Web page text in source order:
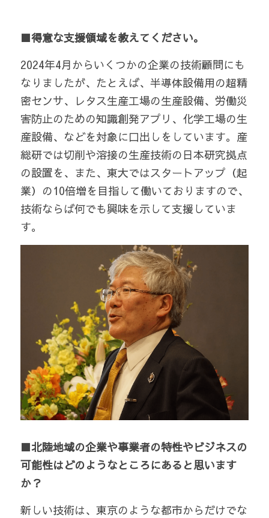
■得意な支援領域を教えてください。
2024年4月からいくつかの企業の技術顧問にも
なりましたが、たとえば、半導体設備用の超精
密センサ、レタス生産工場の生産設備、労働災
害防止のための知識創発アプリ、化学工場の生
産設備、などを対象に口出しをしています。産
総研では切削や溶接の生産技術の日本研究拠点
の設置を、また、東大ではスタートアップ（起
業）の10倍増を目指して働いておりますので、
技術ならば何でも興味を示して支援していま
す。
■北陸地域の企業や事業者の特性やビジネスの
可能性はどのようなところにあると思います
か？
新しい技術は、東京のような都市からだけでな